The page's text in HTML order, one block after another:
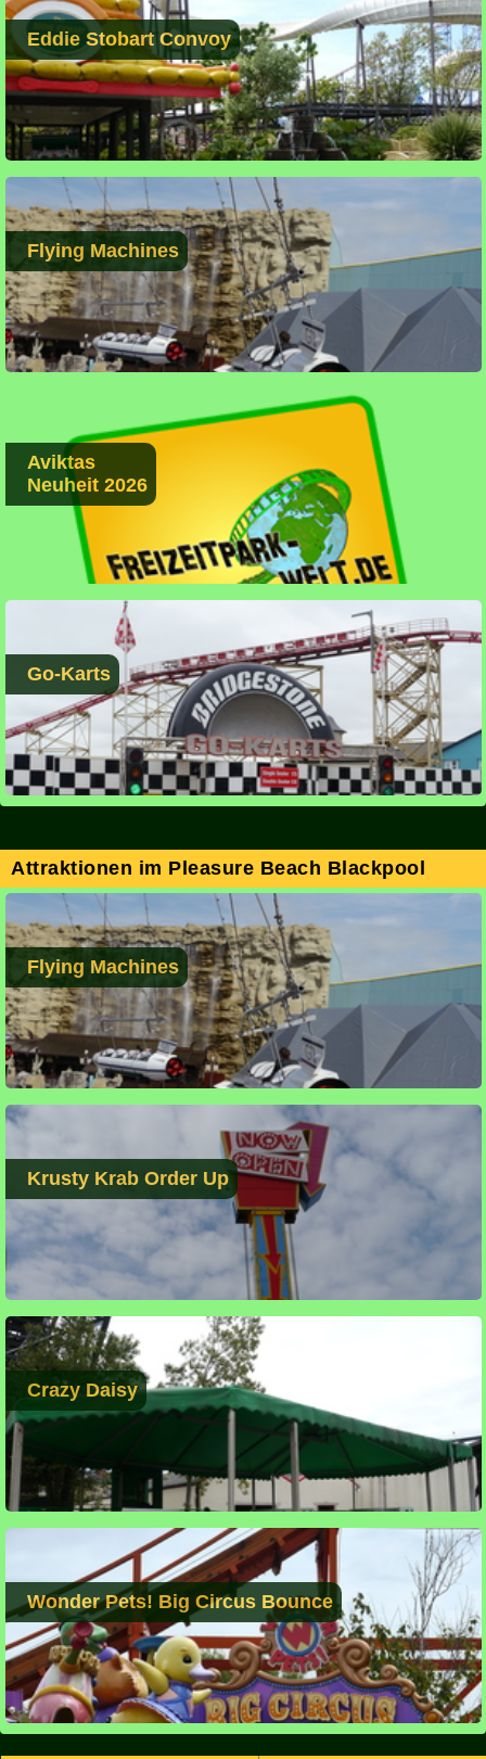
Eddie Stobart Convoy
Flying Machines
Aviktas
Neuheit 2026
Go-Karts
Attraktionen im Pleasure Beach Blackpool
Flying Machines
Krusty Krab Order Up
Crazy Daisy
Wonder Pets! Big Circus Bounce